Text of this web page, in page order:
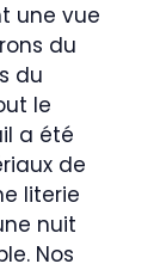
une vue
du
du
le
a été
de
literie
nuit
Nos